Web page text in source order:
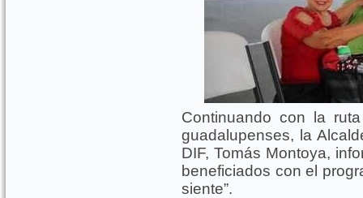
Continuando con la
guadalupenses, la
DIF, Tomás Montoya,
beneficiados con el
siente”.